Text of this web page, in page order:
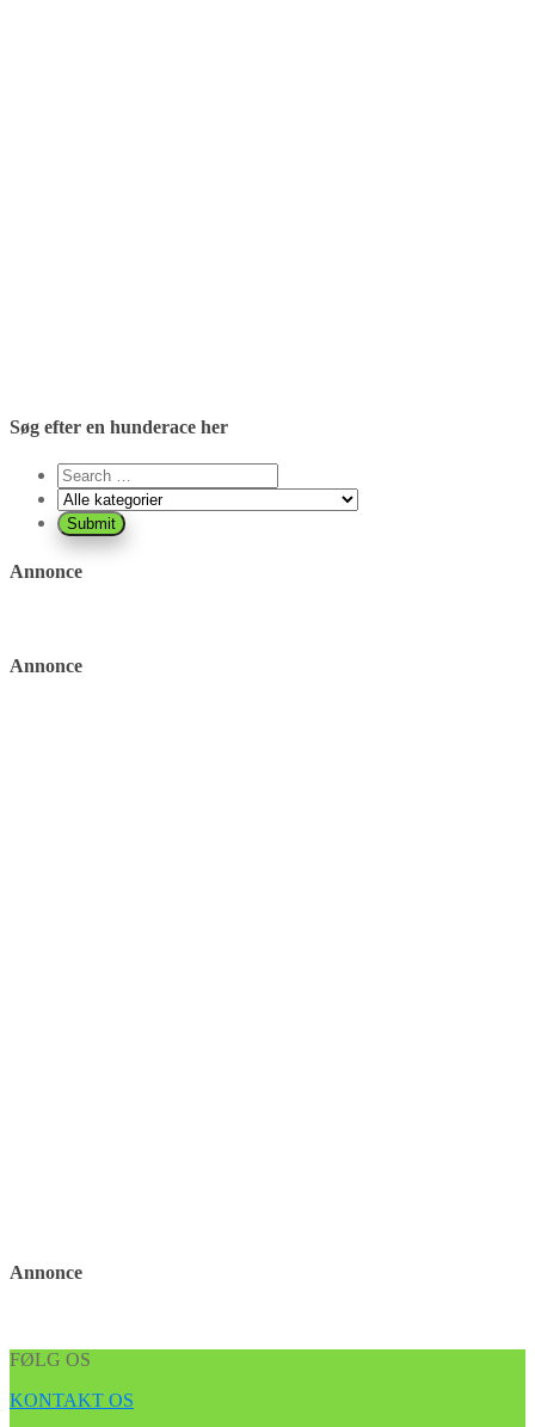
Søg efter en hunderace her
Annonce
Annonce
Annonce
FØLG OS
KONTAKT OS